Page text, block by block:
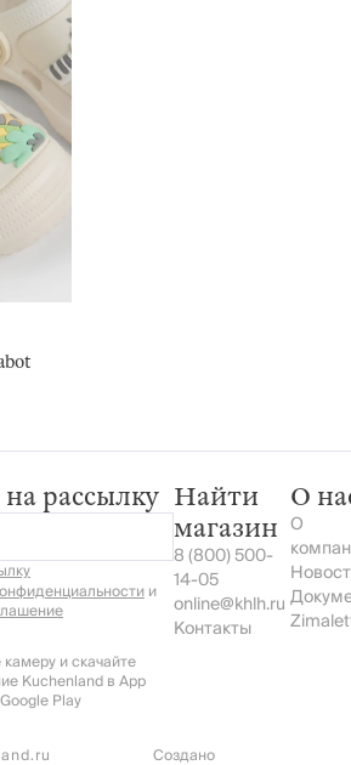
рассылку
и
и скачайте
Kuchenland в App
Play
Найти
магазин
8 (800) 500-
14-05
online@khlh.ru
Контакты
О
О
Создано